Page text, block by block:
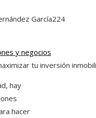
García224
y negocios
tu inversión
hay
hacer